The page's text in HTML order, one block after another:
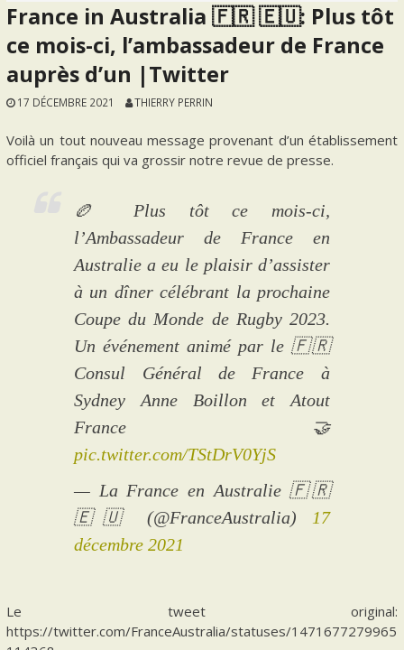
France in Australia 🇫🇷 🇪🇺: Plus tôt
ce mois-ci, l’ambassadeur de France
auprès d’un |Twitter
17 DÉCEMBRE 2021 THIERRY PERRIN
Voilà un tout nouveau message provenant d’un établissement
officiel français qui va grossir notre revue de presse.
🏉 Plus tôt ce mois-ci,
l’Ambassadeur de France en
Australie a eu le plaisir d’assister
à un dîner célébrant la prochaine
Coupe du Monde de Rugby 2023.
Un événement animé par le 🇫🇷
Consul Général de France à
Sydney Anne Boillon et Atout
France 🤝
pic.twitter.com/TStDrV0YjS
— La France en Australie 🇫🇷
🇪🇺 (@FranceAustralia) 17
décembre 2021
Le tweet original:
https://twitter.com/FranceAustralia/statuses/1471677279965